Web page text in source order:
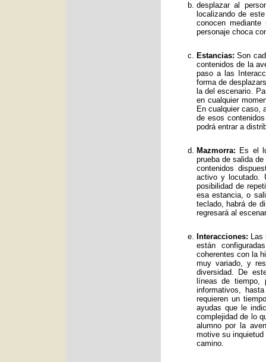
desplazar al
localizando de
conocen
personaje choca
Estancias: Son
contenidos de la
paso a las
forma de
la del escenario.
en cualquier
En cualquier caso,
de esos
podrá entrar a
Mazmorra: Es el
prueba de salida
contenidos
activo y locutado.
posibilidad de
esa estancia, o
teclado, habrá de
regresará al
Interacciones: Las
están
coherentes con la
muy variado, y
diversidad. De
líneas de tiempo,
informativos,
requieren un
ayudas que le
complejidad de lo
alumno por la
motive su
camino.